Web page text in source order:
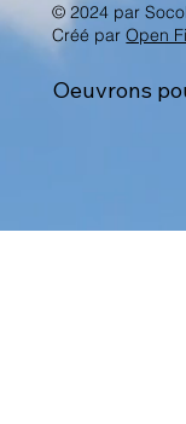
© 2024 par
Créé parOpen
Oeuvrons